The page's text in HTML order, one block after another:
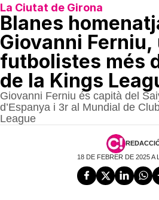
La Ciutat de Girona
Blanes
Giovanni Ferniu,
futbolistes més
de la Kings
Giovanni Ferniu és capità del
d’Espanya i 3r al Mundial de
League
18 DE FEBRER DE 2025 A